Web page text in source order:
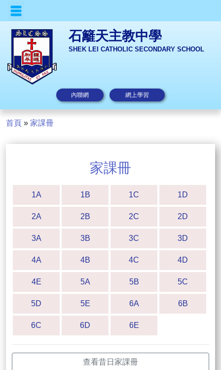
石籬天主教中學
SHEK LEI CATHOLIC SECONDARY SCHOOL
內聯網 網上學習
首頁 » 家課冊
家課冊
1A 1B 1C 1D
2A 2B 2C 2D
3A 3B 3C 3D
4A 4B 4C 4D
4E 5A 5B 5C
5D 5E 6A 6B
6C 6D 6E
查看昔日家課冊